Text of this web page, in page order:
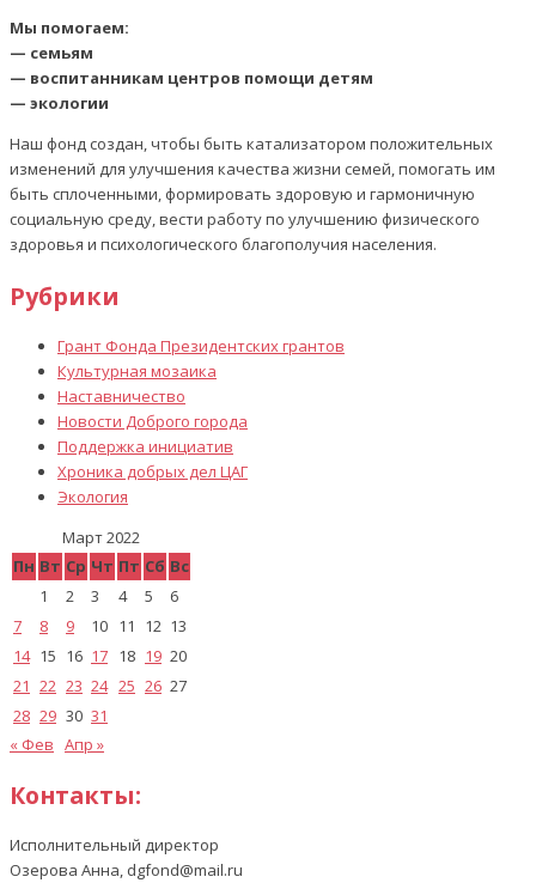
Мы помогаем:
— семьям
— воспитанникам центров помощи детям
— экологии
Наш фонд создан, чтобы быть катализатором положительных
изменений для улучшения качества жизни семей, помогать им
быть сплоченными, формировать здоровую и гармоничную
социальную среду, вести работу по улучшению физического
здоровья и психологического благополучия населения.
Рубрики
Грант Фонда Президентских грантов
Культурная мозаика
Наставничество
Новости Доброго города
Поддержка инициатив
Хроника добрых дел ЦАГ
Экология
Март 2022
Пн Вт Ср Чт Пт Сб Вс
1
2 3 4 5
6
7
8 9 10 11 12 13
14 15 16 17 18 19 20
21 22 23 24 25 26 27
28 29 30 31
« Фев Апр »
Контакты:
Исполнительный директор
Озерова Анна, dgfond@mail.ru